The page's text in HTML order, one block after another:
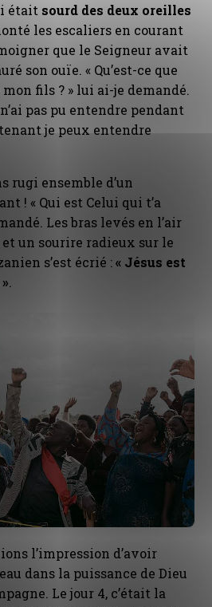
était sourd des deux oreilles
les escaliers en courant
que le Seigneur avait
son ouïe. « Qu’est-ce que
fils ? » lui ai-je demandé.
pas pu entendre pendant
je peux entendre
rugi ensemble d’un
! « Qui est Celui qui t’a
Les bras levés en l’air
un sourire radieux sur le
s’est écrié :« Jésus est
l’impression d’avoir
dans la puissance de Dieu
Le jour 4, c’était la